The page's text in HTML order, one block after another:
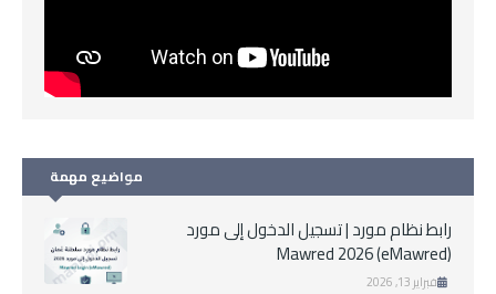
مواضيع مهمة
رابط نظام مورد | تسجيل الدخول إلى مورد
Mawred 2026 (eMawred)
فبراير 13, 2026